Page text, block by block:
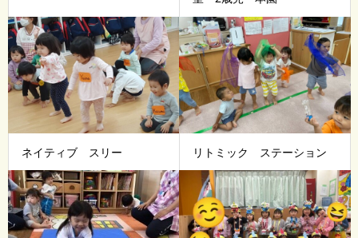
ネイティブ スリー リトミック ステーション